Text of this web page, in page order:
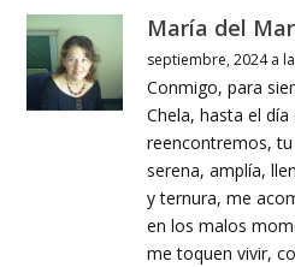
María del Mar
septiembre, 2024 a
Conmigo, para
Chela, hasta el día
reencontremos,
serena, amplía,
y ternura, me
en los malos
me toquen vivir,